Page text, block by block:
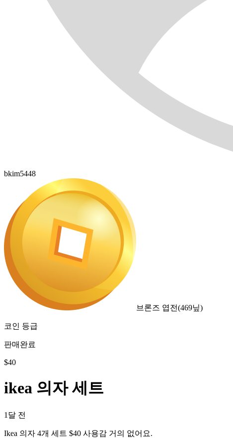
bkim5448
브론즈 엽전(469닢)
코인 등급
판매완료
$40
ikea 의자 세트
1달 전
Ikea 의자 4개 세트 $40 사용감 거의 없어요.